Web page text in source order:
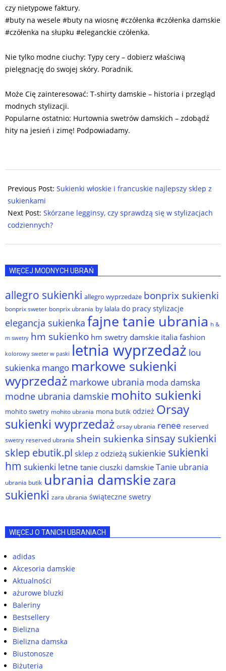
czy nietypowe faktury.
#buty na wesele #buty na wiosnę #czółenka #czółenka damskie
#czółenka na słupku #eleganckie czółenka.
Nie tylko modne ciuchy: Typy cery – dobierz właściwą
pielęgnację do swojej skóry. Poradnik.
Może Cię zainteresować: T-shirty damskie – historia i przegląd
modnych stylizacji.
Popularne ostatnio: Hurtownia swetrów damskich – zdobądź
hity na jesień i zimę! Podpowiadamy.
08-
19
Previous Post: Sukienki włoskie i francuskie najlepszy sklep z
sukienkami
Next Post: Skórzane legginsy, czy sprawdzą się w stylizacjach
codziennych?
WIĘCEJ MODNYCH UBRAŃ
allegro sukienki allegro wyprzedaże bonprix sukienki
bonprix sweter bonprix ubrania by lalala do pracy stylizacje
elegancja sukienka fajne tanie ubrania h &
m swetry hm sukienko hm swetry damskie italia fashion
kolorowy sweter w paski letnia wyprzedaż lou
sukienka mango markowe sukienki
wyprzedaż markowe ubrania moda damska
modne ubrania damskie mohito sukienki
mohito swetry mohito ubrania mona butik odzież Orsay
sukienki wyprzedaż orsay ubrania renee reserved
swetry reserved ubrania shein sukienka sinsay sukienki
sklep ebutik.pl sklep z odzieżą sukienkie sukienki
hm sukienki letne tanie ciuszki damskie Tanie ubrania
ubrania butik ubrania damskiezara
sukienki zara ubrania świąteczne swetry
WIĘCEJ O TANICH UBRANIACH
adidas
Akcesoria damskie
Aktualności
ażurowe bluzki
Baleriny
Bestsellery
Bielizna
Bielizna damska
Biustonosze
Biżuteria